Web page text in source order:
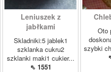
Leniuszek z
jabłkami
Skladniki:5 jablek1
szklanka cukru2
szklanki maki1 cukier...
⇖ 1551
Oto
szybki